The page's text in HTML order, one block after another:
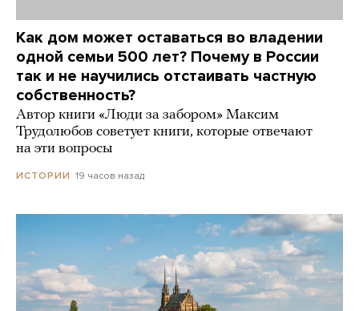
Как дом может оставаться во владении
одной семьи 500 лет? Почему в России
так и не научились отстаивать частную
собственность?
Автор книги «Люди за забором» Максим
Трудолюбов советует книги, которые отвечают
на эти вопросы
ИСТОРИИ 19 часов назад